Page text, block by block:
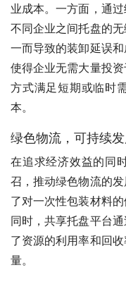
业成本。一方面，通
不同企业之间托盘的
一而导致的装卸延误
使得企业无需大量投
方式满足短期或临时
本。
绿色物流，可持续
在追求经济效益的同
召，推动绿色物流的
了对一次性包装材料
同时，共享托盘平台
了资源的利用率和回
量。